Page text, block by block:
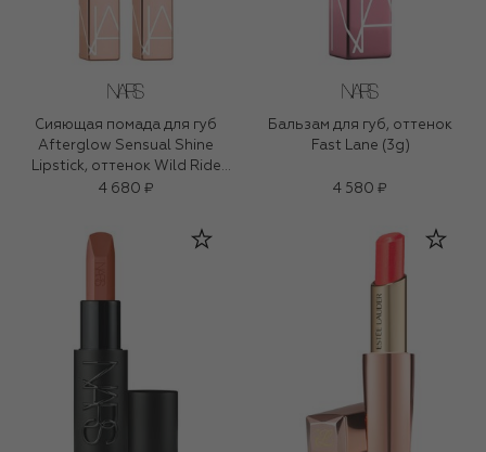
Сияющая помада для губ
Afterglow Sensual Shine
Lipstick, оттенок Wild Ride
(1,5g)
4 680 ₽
Бальзам для губ, оттенок
Fast Lane (3g)
4 580 ₽